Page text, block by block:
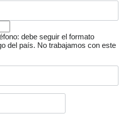
debe seguir el formato
del país. No trabajamos con este